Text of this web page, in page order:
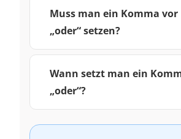
Muss man ein Komma vor
„oder“ setzen?
Wann setzt man ein
„oder“?